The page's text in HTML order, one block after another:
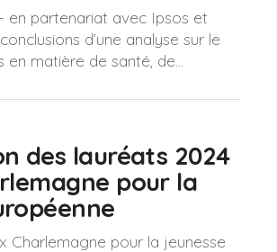
en partenariat avec Ipsos et
d’une analyse sur le
matière de santé, de...
des lauréats 2024
pour la
Charlemagne pour la jeunesse